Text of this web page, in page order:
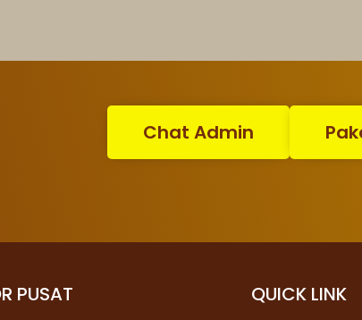
Chat Admin
PUSAT QUICK LINK